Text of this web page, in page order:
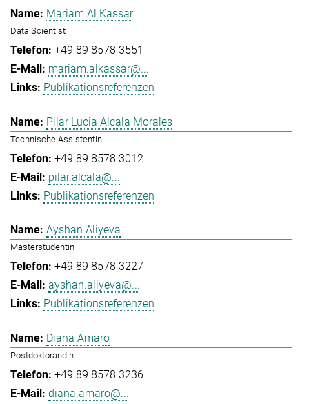
Mariam Al Kassar
Data Scientist
+49 89 8578 3551
mariam.alkassar@...
Publikationsreferenzen
Pilar Lucia Alcala Morales
Technische Assistentin
+49 89 8578 3012
pilar.alcala@...
Publikationsreferenzen
Ayshan Aliyeva
Masterstudentin
+49 89 8578 3227
ayshan.aliyeva@...
Publikationsreferenzen
Diana Amaro
Postdoktorandin
+49 89 8578 3236
diana.amaro@...